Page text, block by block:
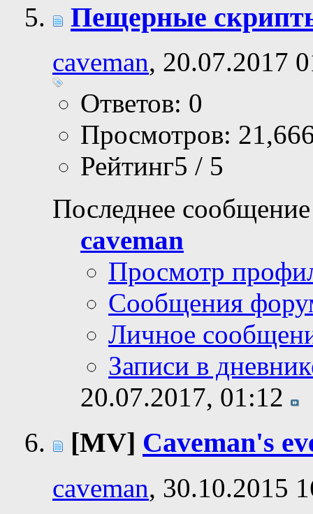
Пещерные
caveman, 20.07.2017
Ответов: 0
Просмотров:
Рейтинг5 / 5
Последнее
caveman
Просмотр
Сообщения
Личное
Записи в
20.07.2017, 01:12
[MV] Caveman's
caveman, 30.10.2015